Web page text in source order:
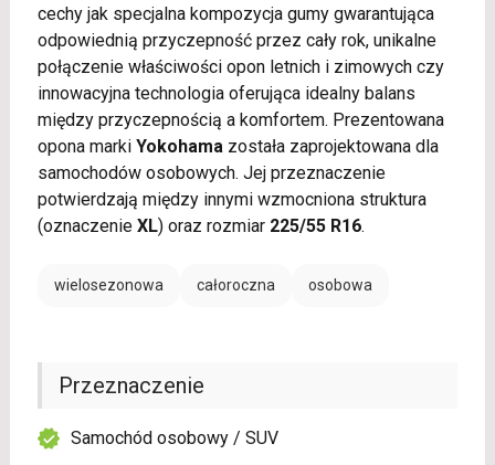
cechy jak specjalna kompozycja gumy gwarantująca
odpowiednią przyczepność przez cały rok, unikalne
połączenie właściwości opon letnich i zimowych czy
innowacyjna technologia oferująca idealny balans
między przyczepnością a komfortem. Prezentowana
opona marki Yokohamazostała zaprojektowana dla
samochodów osobowych. Jej przeznaczenie
potwierdzają między innymi wzmocniona struktura
(oznaczenie XL) oraz rozmiar 225/55 R16.
wielosezonowa całoroczna osobowa
Przeznaczenie
Samochód osobowy / SUV